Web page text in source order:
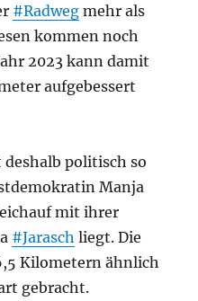
#Radweg mehr als
kommen noch
2023 kann damit
aufgebessert
politisch so
Manja
mit ihrer
#Jarasch liegt. Die
Kilometern ähnlich
gebracht.